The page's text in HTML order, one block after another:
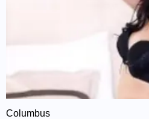
Columbus